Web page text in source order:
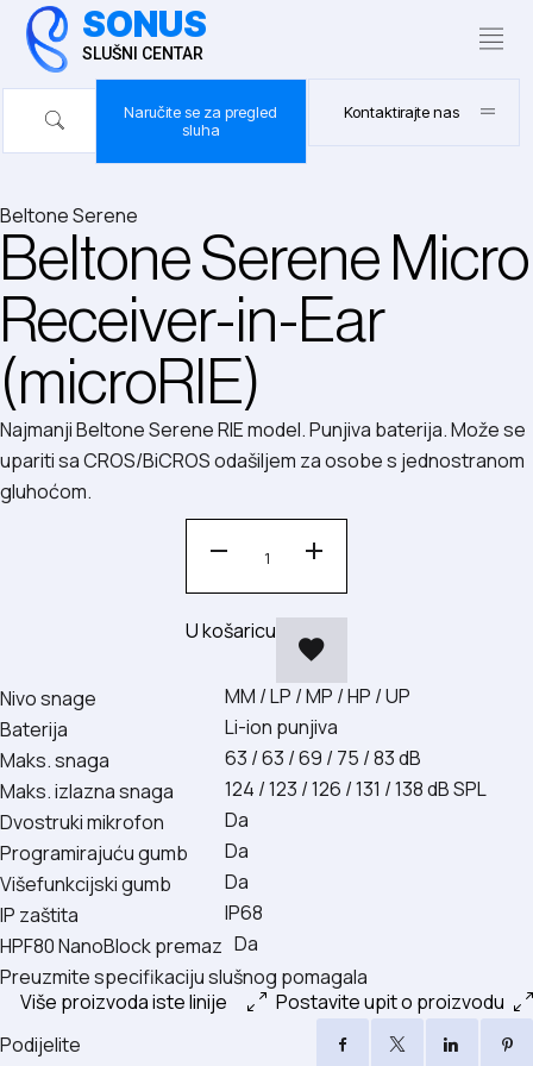
SONUS
SLUŠNI CENTAR
Naručite se za pregled
sluha
Kontaktirajte nas
Beltone Serene
Beltone Serene Micro
Receiver-in-Ear
(microRIE)
Najmanji Beltone Serene RIE model. Punjiva baterija. Može se
upariti sa CROS/BiCROS odašiljem za osobe s jednostranom
gluhoćom.
U košaricu
Nivo snage
MM / LP / MP / HP / UP
Baterija
Li-ion punjiva
Maks. snaga
63 / 63 / 69 / 75 / 83 dB
Maks. izlazna snaga
124 / 123 / 126 / 131 / 138 dB SPL
Dvostruki mikrofon
Da
Programirajuću gumb
Da
Višefunkcijski gumb
Da
IP zaštita
IP68
HPF80 NanoBlock premaz Da
Preuzmite specifikaciju slušnog pomagala
Više proizvoda iste linije
Postavite upit o proizvodu
Podijelite
Facebook